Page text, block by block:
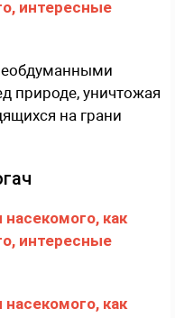
природе, уничтожая
на грани